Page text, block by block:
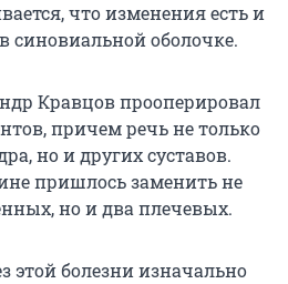
что изменения есть и
синовиальной оболочке.
Кравцов прооперировал
причем речь не только
но и других суставов.
пришлось заменить не
но и два плечевых.
этой болезни изначально